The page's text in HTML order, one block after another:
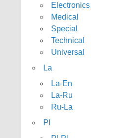
Electronics
Medical
Special
Technical
Universal
La
La-En
La-Ru
Ru-La
Pl